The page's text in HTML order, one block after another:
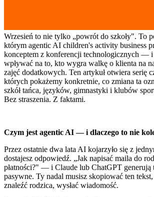
Wrzesień to nie tylko „powrót do szkoły". To
którym agentic AI children's activity business
konceptem z konferencji technologicznych — i
wpływać na to, kto wygra walkę o klienta na
zajęć dodatkowych. Ten artykuł otwiera serię
których pokażemy konkretnie, co zmiana ta
szkół tańca, języków, gimnastyki i klubów
Bez straszenia. Z faktami.
Czym jest agentic AI — i dlaczego to nie
Przez ostatnie dwa lata AI kojarzyło się z
dostajesz odpowiedź. „Jak napisać maila do
płatności?" — i Claude lub ChatGPT generują
pasywne. Ty nadal musisz skopiować ten
znaleźć rodzica, wysłać wiadomość.